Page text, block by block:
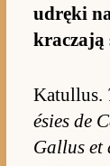
udręki
kraczają
Ka­tul­lus.
ésies de
Gal­lus et